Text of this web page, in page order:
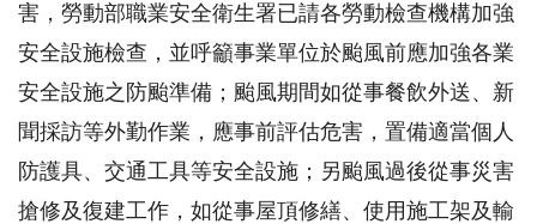
害，勞動部職業安全衛生署已請各勞動檢查機構加強
安全設施檢查，並呼籲事業單位於颱風前應加強各業
安全設施之防颱準備；颱風期間如從事餐飲外送、新
聞採訪等外勤作業，應事前評估危害，置備適當個人
防護具、交通工具等安全設施；另颱風過後從事災害
搶修及復建工作，如從事屋頂修繕、使用施工架及輸